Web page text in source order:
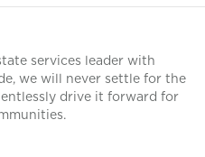
services leader with
we will never settle for the
drive it forward for